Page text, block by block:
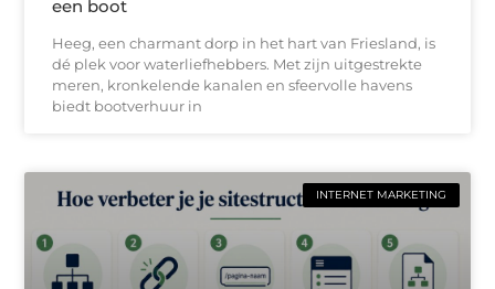
een boot
Heeg, een charmant dorp in het hart van Friesland, is
dé plek voor waterliefhebbers. Met zijn uitgestrekte
meren, kronkelende kanalen en sfeervolle havens
biedt bootverhuur in
INTERNET MARKETING